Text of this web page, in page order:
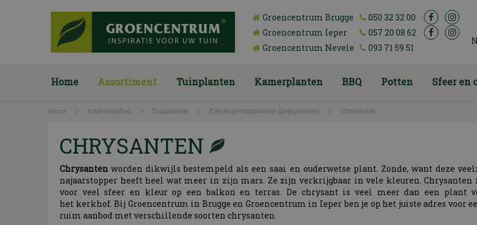
Home > Artikelaanbod > Tuinplanten > Eénjarige tuinplanten (perkplanten) > Chrysanten
Groencentrum Brugge
050 32 32 00
Groencentrum Ieper
057 20 08 62
Groencentrum Nevele
093 71 59 51
Home Assortiment Tuinplanten Kamerplanten BBQ Potten Sfeer en
CHRYSANTEN
Chrysanten worden dikwijls bestempeld als een saai en ouderwetse plant. Zonde, want deze
najaarstopper heeft heel wat meer in zijn mars. Ze zijn verkrijgbaar in vele kleuren. Chrysanten
voor veel sfeer en kleur op een balkon en terras. De chrysant is veel meer dan een plant
het kerkhof. Bij Groencentrum in Brugge en Groencentrum in Ieper ben je op het juiste adres voor
ruim aanbod met verschillende soorten chrysanten.